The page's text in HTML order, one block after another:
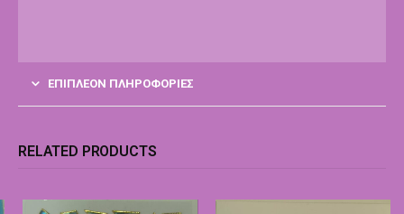
ΕΠΙΠΛΈΟΝ ΠΛΗΡΟΦΟΡΊΕΣ
RELATED PRODUCTS